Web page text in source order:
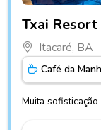
Txai
Itacaré, BA
Café da
Muita